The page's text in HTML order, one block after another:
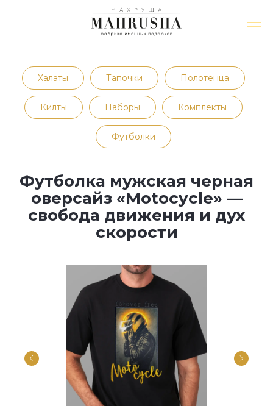
Халаты Тапочки Полотенца
Килты Наборы Комплекты
Футболки
Футболка мужская черная
оверсайз «Motocycle» —
свобода движения и дух
скорости